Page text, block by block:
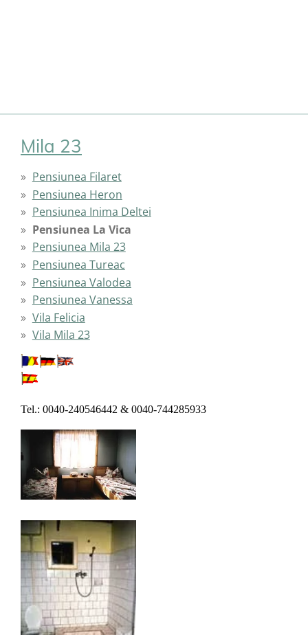
Mila 23
Pensiunea Filaret
Pensiunea Heron
Pensiunea Inima Deltei
Pensiunea La Vica
Pensiunea Mila 23
Pensiunea Tureac
Pensiunea Valodea
Pensiunea Vanessa
Vila Felicia
Vila Mila 23
Tel.: 0040-240546442 & 0040-744285933